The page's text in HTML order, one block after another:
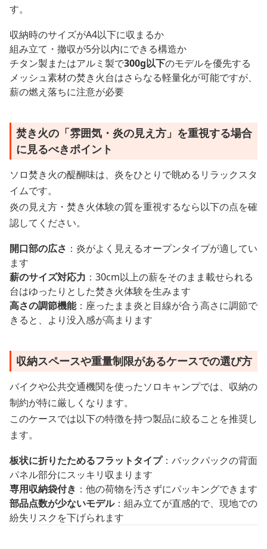
す。
収納時のサイズがA4以下に収まるか
組み立て・撤収が5分以内にできる構造か
チタン製またはアルミ製で300g以下のモデルを優先する
メッシュ素材の焚き火台はさらなる軽量化が可能ですが、
薪の燃え落ちに注意が必要
焚き火の「雰囲気・炎の見え方」を重視する場合
に見るべきポイント
ソロ焚き火の醍醐味は、炎をひとりで眺めるリラックスタ
イムです。
炎の見え方・焚き火体験の質を重視するなら以下の点を確
認してください。
開口部の広さ ：炎がよく見えるオープンタイプが適してい
ます
薪のサイズ対応力 ：30cm以上の薪をそのまま載せられる
台はゆったりとした焚き火体験を生みます
高さの調節機能：座ったまま炎と目線が合う高さに調節で
きると、より没入感が高まります
収納スペースや重量制限があるケースでの選び方
バイクや公共交通機関を使ったソロキャンプでは、収納の
制約が特に厳しくなります。
このケースでは以下の特徴を持つ製品に絞ることを推奨し
ます。
板状に折りたためるフラットタイプ：バックパックの背面
パネル部分にスッキリ収まります
専用収納袋付き ：他の荷物を汚さずにパッキングできます
部品点数が少ないモデル：組み立てが直感的で、現地での
紛失リスクを下げられます